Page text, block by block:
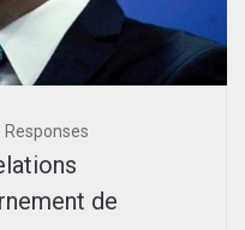
Responses
de